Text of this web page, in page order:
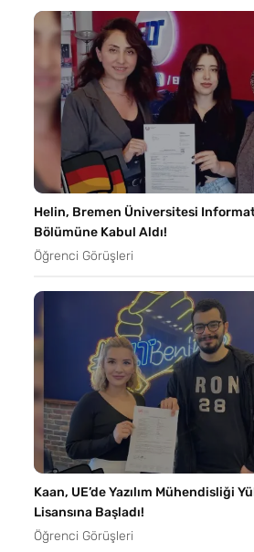
Helin, Bremen Üniversitesi
Bölümüne Kabul Aldı!
Öğrenci Görüşleri
Kaan, UE’de Yazılım Mühendisliği
Lisansına Başladı!
Öğrenci Görüşleri